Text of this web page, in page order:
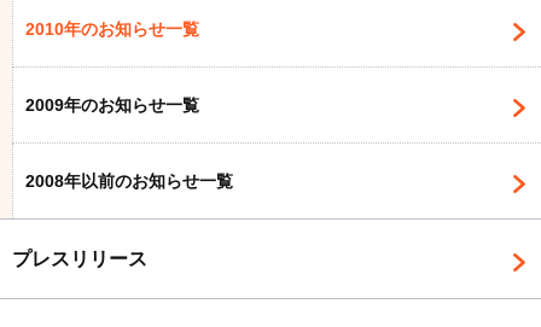
2010年のお知らせ一覧
2009年のお知らせ一覧
2008年以前のお知らせ一覧
プレスリリース